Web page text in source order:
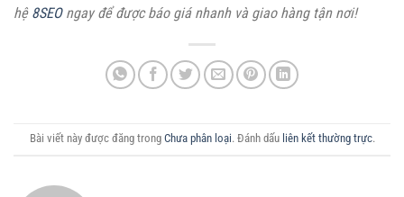
hệ 8SEOngay để được báo giá nhanh và giao hàng tận nơi!
Bài viết này được đăng trong Chưa phân loại. Đánh dấu liên kết thường trực.